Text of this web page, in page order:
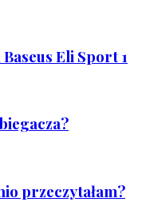
Eli Sport 1
przeczytałam?